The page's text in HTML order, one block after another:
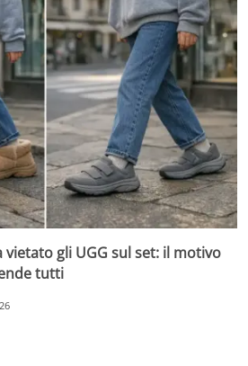
gli UGG sul set: il motivo
tutti